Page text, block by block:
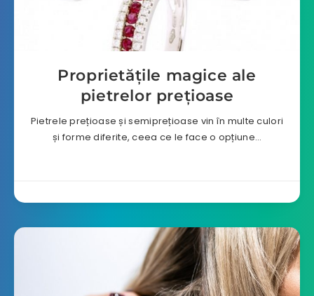
Proprietățile magice ale
pietrelor prețioase
Pietrele prețioase și semiprețioase vin în multe culori
și forme diferite, ceea ce le face o opțiune…